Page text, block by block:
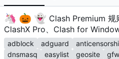
🦄 🎃 👻 Clash Premium 规
ClashX Pro、Clash for
adblock adguard
dnsmasq
easylist geosite gfw